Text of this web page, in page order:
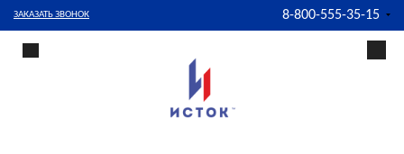
ЗАКАЗАТЬ ЗВОНОК 8-800-555-35-15